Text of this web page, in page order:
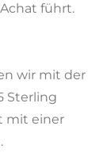
führt.
wir mit der
Sterling
mit einer